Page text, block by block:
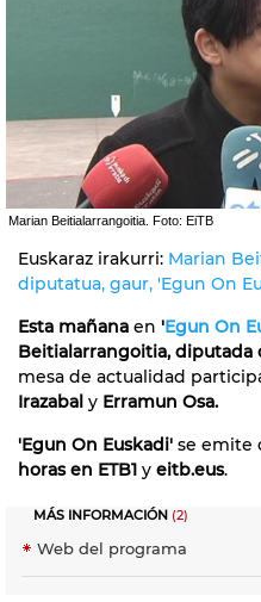
Marian Beitialarrangoitia. Foto: EiTB
Euskaraz irakurri: Marian
diputatua, gaur, 'Egun On
Esta mañana en 'Egun On
Beitialarrangoitia, diputada
mesa de actualidad
Irazabal y Erramun Osa.
'Egun On Euskadi' se emite
horas en ETB1 y eitb.eus.
MÁS INFORMACIÓN (2)
Web del programa